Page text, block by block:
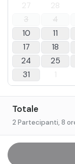
27 28
3
4
10
11
17
18
24
25
31
1
Totale
2 Partecipanti, 8